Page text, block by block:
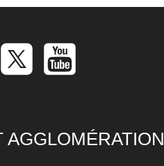
AGGLOMÉRATION